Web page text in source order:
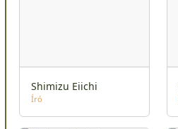
Shimizu Eiichi
Író